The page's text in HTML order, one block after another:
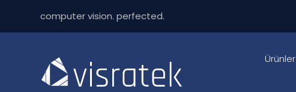
computer vision. perfected.
Ürünler